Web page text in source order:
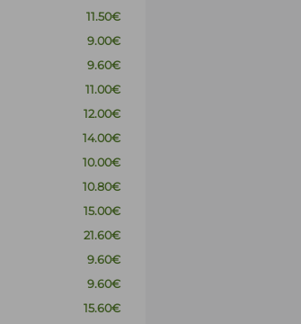
11.50€
9.00€
9.60€
11.00€
12.00€
14.00€
10.00€
10.80€
15.00€
21.60€
9.60€
9.60€
15.60€